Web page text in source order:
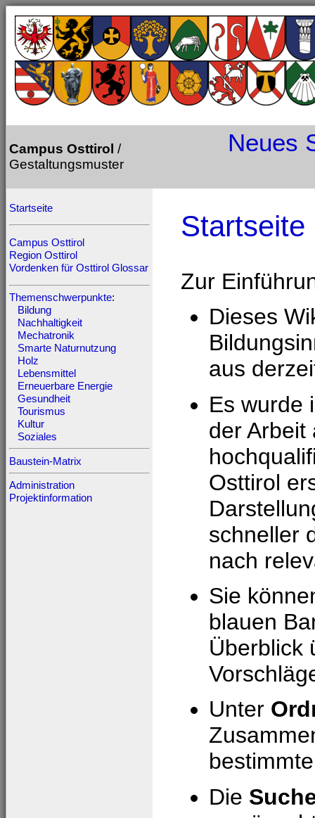
Campus Osttirol /
Gestaltungsmuster
Neues
Startseite
Campus Osttirol
Region Osttirol
Vordenken für Osttirol Glossar
Themenschwerpunkte:
Bildung
Nachhaltigkeit
Mechatronik
Smarte Naturnutzung
Holz
Lebensmittel
Erneuerbare Energie
Gesundheit
Tourismus
Kultur
Soziales
Baustein-Matrix
Administration
Projektinformation
Startseite
Zur
Dieses
aus
Es wurde
der Arbeit
Osttirol
schneller
nach
Sie
blauen
Überblick
Unter
Die